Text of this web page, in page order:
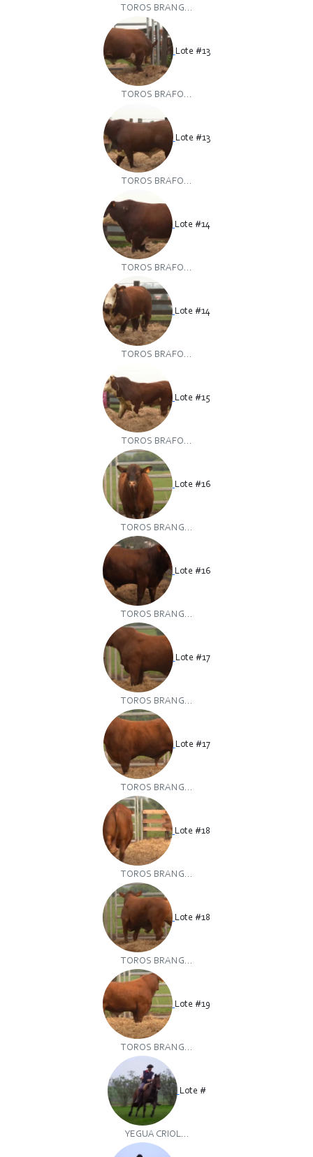
TOROS BRANG...
Lote #13
TOROS BRAFO...
Lote #13
TOROS BRAFO...
Lote #14
TOROS BRAFO...
Lote #14
TOROS BRAFO...
Lote #15
TOROS BRAFO...
Lote #16
TOROS BRANG...
Lote #16
TOROS BRANG...
Lote #17
TOROS BRANG...
Lote #17
TOROS BRANG...
Lote #18
TOROS BRANG...
Lote #18
TOROS BRANG...
Lote #19
TOROS BRANG...
Lote #
YEGUA CRIOL...